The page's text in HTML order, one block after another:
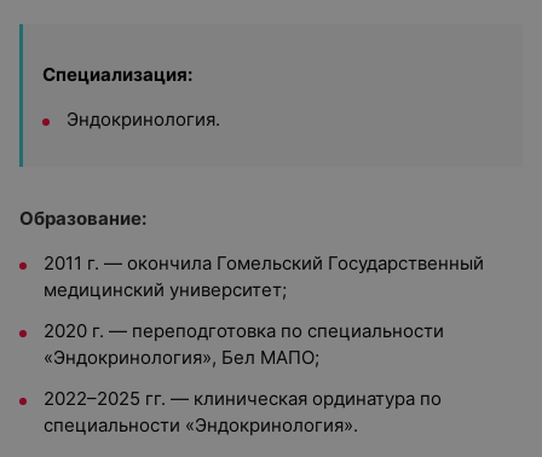
Специализация:
Эндокринология.
Образование:
2011 г. — окончила Гомельский Государственный
медицинский университет;
2020 г. — переподготовка по специальности
«Эндокринология», Бел МАПО;
2022–2025 гг. — клиническая ординатура по
специальности «Эндокринология».